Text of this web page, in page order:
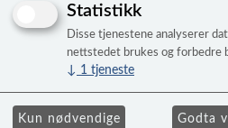
Statistikk
Disse tjenestene analyserer
nettstedet brukes og forbedre
↓ 1 tjeneste
Kun nødvendige Godta